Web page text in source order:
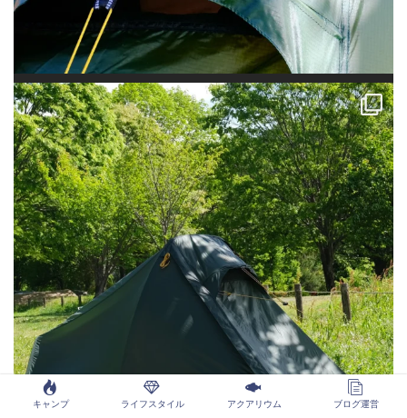
キャンプ ライフスタイル アクアリウム ブログ運営